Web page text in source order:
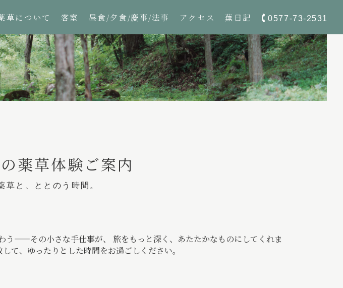
草について 客室 昼食/夕食/慶事/法事 アクセス 蕪日記 0577-73-2531
薬草体験ご案内
草と、ととのう時間。
う——その小さな手仕事が、 旅をもっと深く、あたたかなものにしてくれま
て、ゆったりとした時間をお過ごしください。